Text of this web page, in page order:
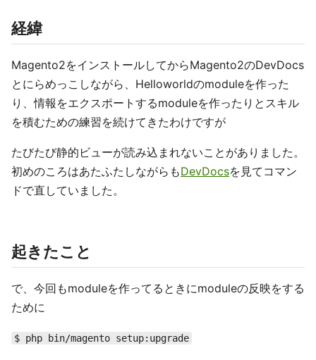
経緯
Magento2をインストールしてからMagento2のDevDocs
とにらめっこしながら、Helloworldのmoduleを作った
り、情報をエクスポートするmoduleを作ったりとスキル
を積むための練習を続けてきたわけですが
たびたび静的ビューが読み込まれないことがありました。
初めのころはあたふたしながらもDevDocsを見てコマン
ドで直していました。
起きたこと
で、今回もmoduleを作ってるときにmoduleの反映をする
ために
$ php bin/magento setup:upgrade